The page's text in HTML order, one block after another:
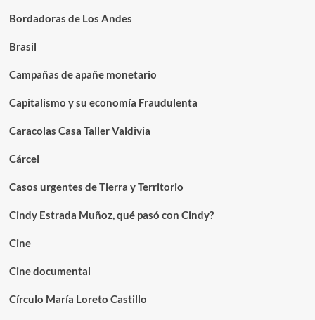
Bordadoras de Los Andes
Brasil
Campañas de apañe monetario
Capitalismo y su economía Fraudulenta
Caracolas Casa Taller Valdivia
Cárcel
Casos urgentes de Tierra y Territorio
Cindy Estrada Muñoz, qué pasó con Cindy?
Cine
Cine documental
Círculo María Loreto Castillo